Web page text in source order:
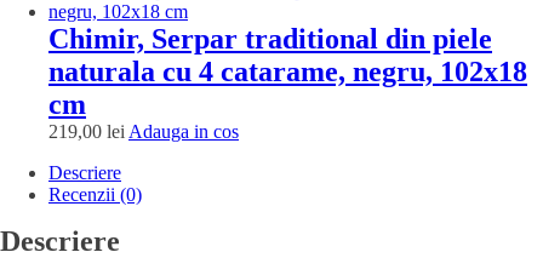
Chimir, Serpar traditional din piele
naturala cu 4 catarame, negru, 102x18
cm
219,00 lei Adauga in cosAdauga
Descriere
Recenzii (0)
Descriere